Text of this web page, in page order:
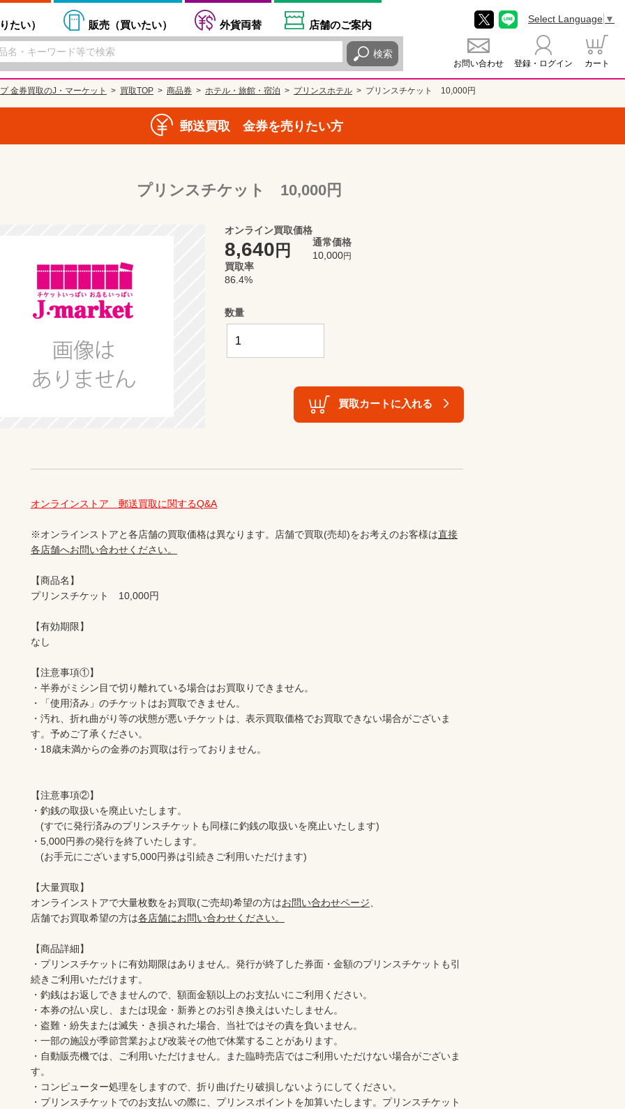
たい） 販売（買いたい） 外貨両替 店舗のご案内
検索
お問い合わせ 登録・ログイン カート
Select Language ▼
金券買取のJ・マーケット 買取TOP 商品券 ホテル・旅館・宿泊 プリンスホテル プリンスチケット 10,000円
郵送買取 金券を売りたい方
プリンスチケット 10,000円
オンライン買取価格
8,640 円
通常価格
10,000円
買取率
86.4%
数量
買取カートに入れる
オンラインストア　郵送買取に関するQ&A
※オンラインストアと各店舗の買取価格は異なります。店舗で買取(売却)をお考えのお客様は直接
各店舗へお問い合わせください。
【商品名】
プリンスチケット　10,000円
【有効期限】
なし
【注意事項①】
・半券がミシン目で切り離れている場合はお買取りできません。
・「使用済み」のチケットはお買取できません。
・汚れ、折れ曲がり等の状態が悪いチケットは、表示買取価格でお買取できない場合がございま
す。予めご了承ください。
・18歳未満からの金券のお買取は行っておりません。
【注意事項②】
・釣銭の取扱いを廃止いたします。
(すでに発行済みのプリンスチケットも同様に釣銭の取扱いを廃止いたします)
・5,000円券の発行を終了いたします。
(お手元にございます5,000円券は引続きご利用いただけます)
【大量買取】
オンラインストアで大量枚数をお買取(ご売却)希望の方はお問い合わせページ、
店舗でお買取希望の方は各店舗にお問い合わせください。
【商品詳細】
・プリンスチケットに有効期限はありません。発行が終了した券面・金額のプリンスチケットも引
続きご利用いただけます。
・釣銭はお返しできませんので、額面金額以上のお支払いにご利用ください。
・本券の払い戻し、または現金・新券とのお引き換えはいたしません。
・盗難・紛失または滅失・き損された場合、当社ではその責を負いません。
・一部の施設が季節営業および改装その他で休業することがあります。
・自動販売機では、ご利用いただけません。また臨時売店ではご利用いただけない場合がございま
す。
・コンピューター処理をしますので、折り曲げたり破損しないようにしてください。
・プリンスチケットでのお支払いの際に、プリンスポイントを加算いたします。プリンスチケット